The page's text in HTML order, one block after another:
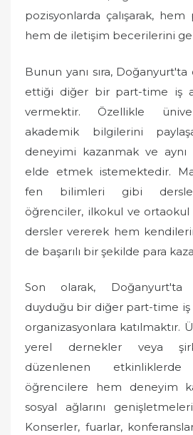
pozisyonlarda çalışarak,
hem de iletişim becerilerini
Bunun yanı sıra,
ettiği diğer bir part-time iş
vermektir. Özellikle
akademik bilgilerini
deneyimi kazanmak ve
elde etmek istemektedir.
fen bilimleri gibi
öğrenciler, ilkokul ve
dersler vererek hem
de başarılı bir şekilde para
Son olarak,
duyduğu bir diğer part-time iş
organizasyonlara katılmaktır.
yerel dernekler veya
düzenlenen
öğrencilere hem deneyim
sosyal ağlarını
Konserler, fuarlar,